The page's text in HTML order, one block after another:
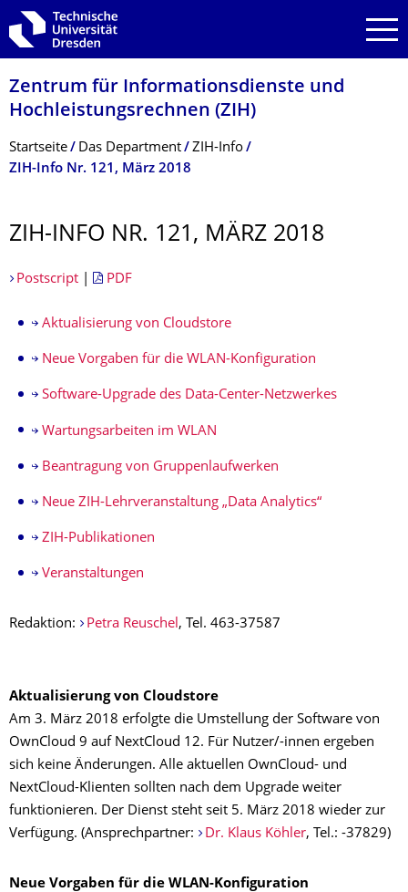
Zur Hauptnavigation springen
Zur Suche springen
Zum Inhalt springen
Zentrum für Informations­dienste und
Hochleistungs­rechnen (ZIH)
Breadcrumb-Menü
Startseite Das Department
ZIH-Info
ZIH-Info Nr. 121, März 2018
ZIH-INFO NR. 121, MÄRZ 2018
Postscript| PDF
Aktualisierung von Cloudstore
Neue Vorgaben für die WLAN-Konfiguration
Software-Upgrade des Data-Center-Netzwerkes
Wartungsarbeiten im WLAN
Beantragung von Gruppenlaufwerken
Neue ZIH-Lehrveranstaltung „Data Analytics“
ZIH-Publikationen
Veranstaltungen
Redaktion: Petra Reuschel, Tel. 463-37587
Aktualisierung von Cloudstore
Am 3. März 2018 erfolgte die Umstellung der Software von
OwnCloud 9 auf NextCloud 12. Für Nutzer/-innen ergeben
sich keine Änderungen. Alle aktuellen OwnCloud- und
NextCloud-Klienten sollten nach dem Upgrade weiter
funktionieren. Der Dienst steht seit 5. März 2018 wieder zur
Verfügung. (Ansprechpartner: Dr. Klaus Köhler, Tel.: -37829)
Neue Vorgaben für die WLAN-Konfiguration